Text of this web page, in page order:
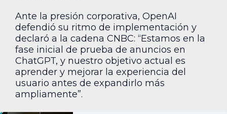
Ante la presión corporativa, OpenAI
defendió su ritmo de implementación y
declaró a la cadena CNBC: “Estamos en la
fase inicial de prueba de anuncios en
ChatGPT, y nuestro objetivo actual es
aprender y mejorar la experiencia del
usuario antes de expandirlo más
ampliamente”.